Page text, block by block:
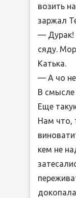
возить
заржал
— Дурак!
сяду.
Катька.
— А чо
В смысле
Еще
Нам что,
кем не